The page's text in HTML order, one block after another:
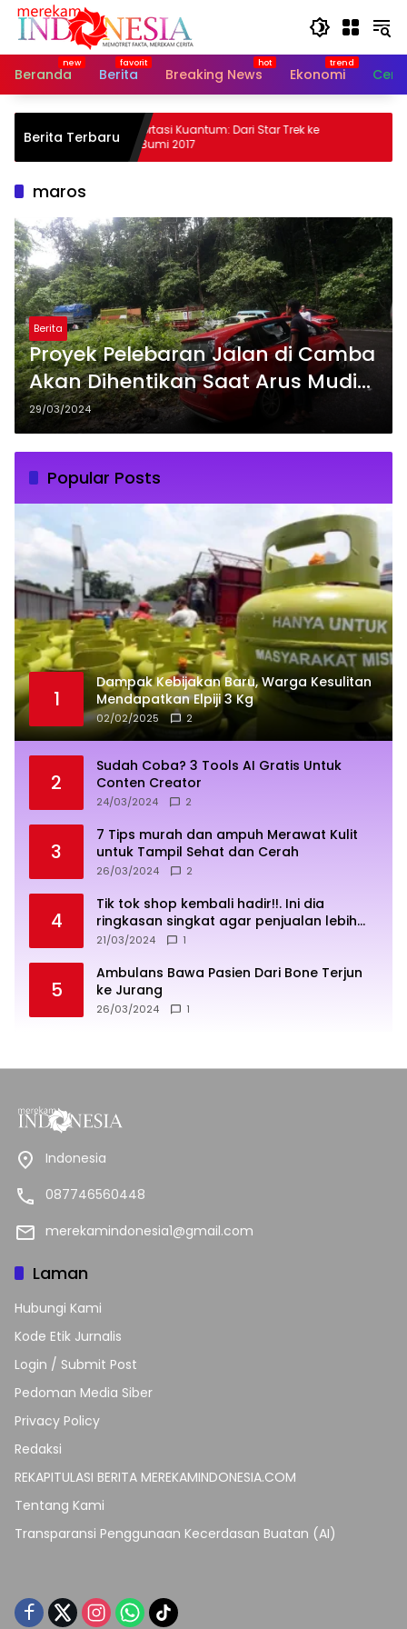
Langsung
Beranda
Berita Breaking News Ekonomi
Berita TerbaruTeleportasi Kuantum: Dari Star Trek ke
Orbit Bumi 2017
maros
Berita
Proyek Pelebaran Jalan di Camba
Akan Dihentikan Saat Arus Mudik
Lebaran
29/03/2024
Popular Posts
1
Dampak Kebijakan Baru, Warga Kesulitan
Mendapatkan Elpiji 3 Kg
02/02/2025 2
2
Sudah Coba? 3 Tools AI Gratis Untuk
Conten Creator
24/03/2024 2
3
7 Tips murah dan ampuh Merawat Kulit
untuk Tampil Sehat dan Cerah
26/03/2024 2
4
Tik tok shop kembali hadir!!. Ini dia
ringkasan singkat agar penjualan lebih
sukses
21/03/2024 1
5
Ambulans Bawa Pasien Dari Bone Terjun
ke Jurang
26/03/2024 1
Indonesia
087746560448
merekamindonesia1@gmail.com
Laman
Hubungi Kami
Kode Etik Jurnalis
Login / Submit Post
Pedoman Media Siber
Privacy Policy
Redaksi
REKAPITULASI BERITA MEREKAMINDONESIA.COM
Tentang Kami
Transparansi Penggunaan Kecerdasan Buatan (AI)